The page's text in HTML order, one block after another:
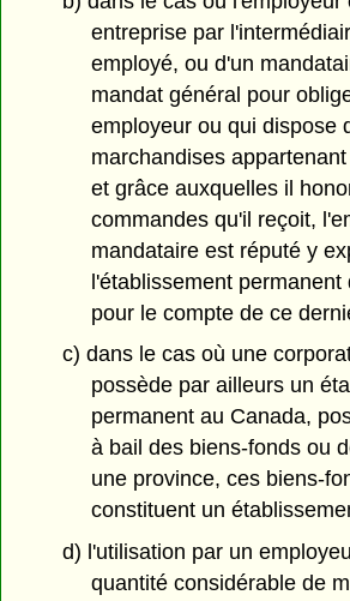
entreprise par
employé, ou d'un
mandat général pour
employeur ou qui dispose
marchandises
et grâce auxquelles il
commandes qu'il reçoit,
mandataire est réputé y
l'établissement permanent
pour le compte de ce
c) dans le cas où une
possède par ailleurs un
permanent au Canada,
à bail des biens-fonds ou
une province, ces biens-
constituent un
d) l'utilisation par un
quantité considérable de